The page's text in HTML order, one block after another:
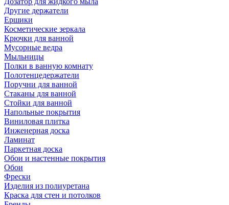
Другие держатели
Ершики
Косметические зеркала
Крючки для ванной
Мусорные ведра
Мыльницы
Полки в ванную комнату
Полотенцедержатели
Поручни для ванной
Стаканы для ванной
Стойки для ванной
Напольные покрытия
Виниловая плитка
Инженерная доска
Ламинат
Паркетная доска
Обои и настенные покрытия
Обои
Фрески
Изделия из полиуретана
Краска для стен и потолков